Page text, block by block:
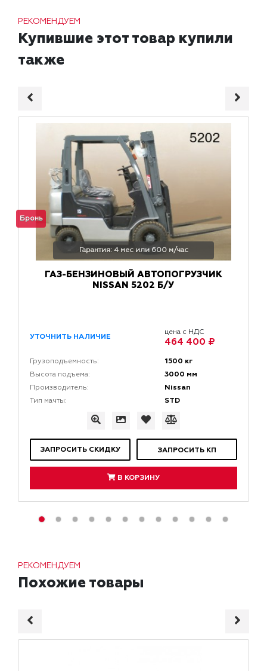
РЕКОМЕНДУЕМ
Купившие этот товар купили
также
Бронь
Гарантия: 4 мес или 600 м/час
ГАЗ-БЕНЗИНОВЫЙ АВТОПОГРУЗЧИК
NISSAN 5202 Б/У
УТОЧНИТЬ НАЛИЧИЕ
цена с НДС
464 400 ₽
Грузоподъемность: 1500 кг
Высота подъема: 3000 мм
Производитель: Nissan
Тип мачты: STD
ЗАПРОСИТЬ СКИДКУ ЗАПРОСИТЬ КП
В КОРЗИНУ
РЕКОМЕНДУЕМ
Похожие товары